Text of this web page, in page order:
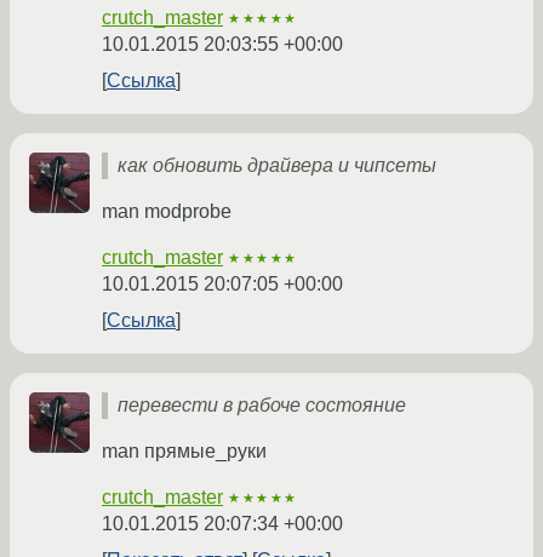
crutch_master ★★★★★
10.01.2015 20:03:55 +00:00
Ссылка
как обновить драйвера и чипсеты
man modprobe
crutch_master ★★★★★
10.01.2015 20:07:05 +00:00
Ссылка
перевести в рабоче состояние
man прямые_руки
crutch_master ★★★★★
10.01.2015 20:07:34 +00:00